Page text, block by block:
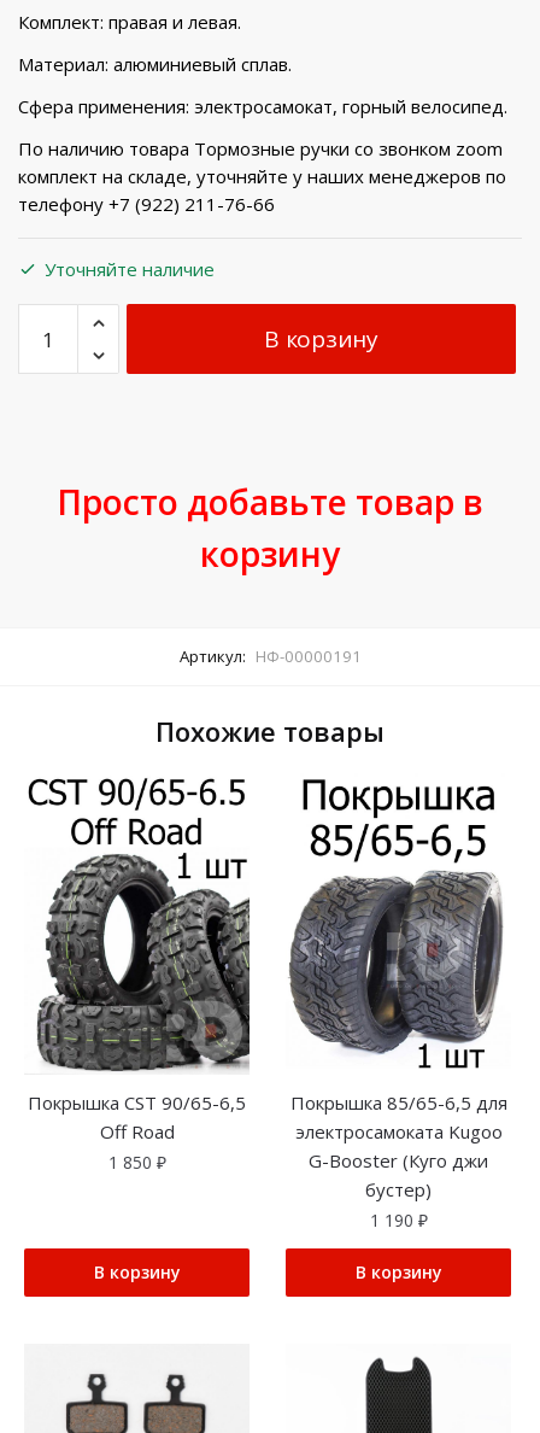
Комплект: правая и левая.
Материал: алюминиевый сплав.
Сфера применения: электросамокат, горный велосипед.
По наличию товара Тормозные ручки со звонком zoom
комплект на складе, уточняйте у наших менеджеров по
телефону +7 (922) 211-76-66
Уточняйте наличие
В корзину
Просто добавьте товар в
корзину
Артикул: НФ-00000191
Похожие товары
Покрышка CST 90/65-6,5
Off Road
1 850 ₽
В корзину
Покрышка 85/65-6,5 для
электросамоката Kugoo
G-Booster (Куго джи
бустер)
1 190 ₽
В корзину